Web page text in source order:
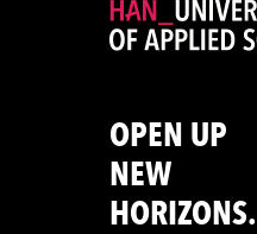
OPEN UP
NEW
HORIZONS.